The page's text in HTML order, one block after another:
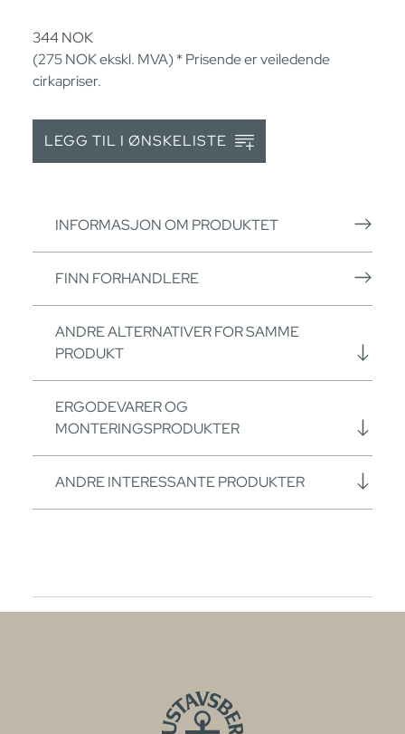
344NOK
(275NOKekskl. MVA) * Prisende er veiledende
cirkapriser.
LEGG TIL I ØNSKELISTE
INFORMASJON OM PRODUKTET
FINN FORHANDLERE
ANDRE ALTERNATIVER FOR SAMME
PRODUKT
ERGODEVARER OG
MONTERINGSPRODUKTER
ANDRE INTERESSANTE PRODUKTER